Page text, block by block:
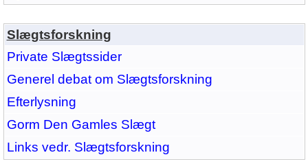
Slægtsforskning
Private Slægtssider
Generel debat om Slægtsforskning
Efterlysning
Gorm Den Gamles Slægt
Links vedr. Slægtsforskning